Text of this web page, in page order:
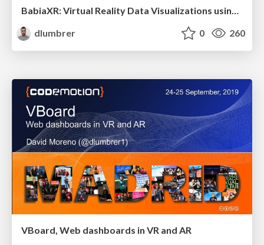
dlumbrer
0 260
VBoard, Web dashboards in VR and AR